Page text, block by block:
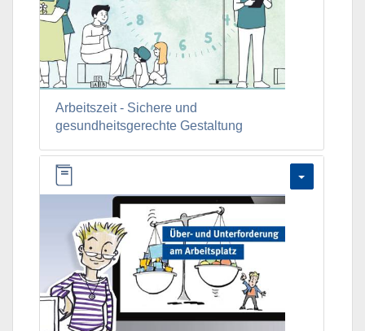
Arbeitszeit - Sichere und
gesundheitsgerechte Gestaltung